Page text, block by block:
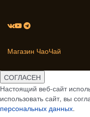
Магазин ЧаоЧай
СОГЛАСЕН
Настоящий веб-сайт
использовать сайт, вы
персональных данных.